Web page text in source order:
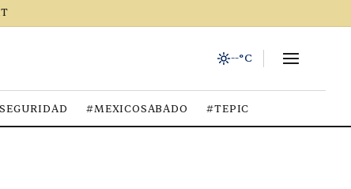
--°C
#MEXICOSABADO #TEPIC